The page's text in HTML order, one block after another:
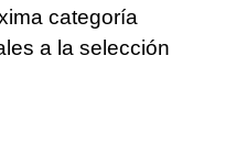
categoría
a la selección